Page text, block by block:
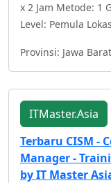
x 2 Jam Metode: 1
Level: Pemula
Provinsi: Jawa
ITMaster.Asia
Terbaru CISM -
Manager -
by IT Master